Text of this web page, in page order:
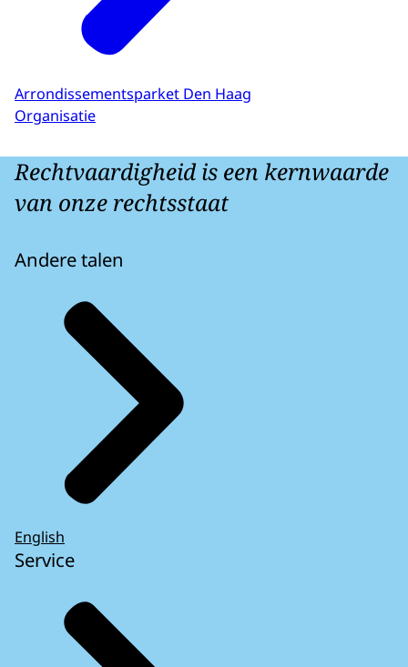
Arrondissementsparket Den Haag
Organisatie
Rechtvaardigheid is een kernwaarde
van onze rechtsstaat
Andere talen
English
Service